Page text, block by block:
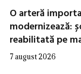
O arteră
modernizează:
reabilitată pe
7 august 2026